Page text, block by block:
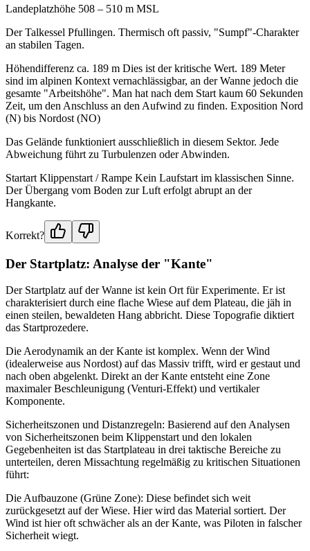
Landeplatzhöhe 508 – 510 m MSL
Der Talkessel Pfullingen. Thermisch oft passiv, "Sumpf"-Charakter
an stabilen Tagen.
Höhendifferenz ca. 189 m Dies ist der kritische Wert. 189 Meter
sind im alpinen Kontext vernachlässigbar, an der Wanne jedoch die
gesamte "Arbeitshöhe". Man hat nach dem Start kaum 60 Sekunden
Zeit, um den Anschluss an den Aufwind zu finden. Exposition Nord
(N) bis Nordost (NO)
Das Gelände funktioniert ausschließlich in diesem Sektor. Jede
Abweichung führt zu Turbulenzen oder Abwinden.
Startart Klippenstart / Rampe Kein Laufstart im klassischen Sinne.
Der Übergang vom Boden zur Luft erfolgt abrupt an der
Hangkante.
Korrekt?
Der Startplatz: Analyse der "Kante"
Der Startplatz auf der Wanne ist kein Ort für Experimente. Er ist
charakterisiert durch eine flache Wiese auf dem Plateau, die jäh in
einen steilen, bewaldeten Hang abbricht. Diese Topografie diktiert
das Startprozedere.
Die Aerodynamik an der Kante ist komplex. Wenn der Wind
(idealerweise aus Nordost) auf das Massiv trifft, wird er gestaut und
nach oben abgelenkt. Direkt an der Kante entsteht eine Zone
maximaler Beschleunigung (Venturi-Effekt) und vertikaler
Komponente.
Sicherheitszonen und Distanzregeln: Basierend auf den Analysen
von Sicherheitszonen beim Klippenstart und den lokalen
Gegebenheiten ist das Startplateau in drei taktische Bereiche zu
unterteilen, deren Missachtung regelmäßig zu kritischen Situationen
führt:
Die Aufbauzone (Grüne Zone): Diese befindet sich weit
zurückgesetzt auf der Wiese. Hier wird das Material sortiert. Der
Wind ist hier oft schwächer als an der Kante, was Piloten in falscher
Sicherheit wiegt.